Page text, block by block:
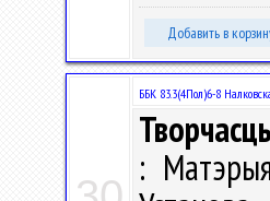
Добавить в
ББК 83.3(4Пол)6-8
: